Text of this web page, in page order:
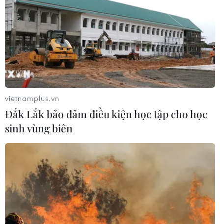
vietnamplus.vn
Đắk Lắk bảo đảm điều kiện học tập cho học
sinh vùng biên